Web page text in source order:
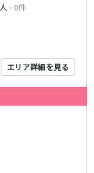
- 0件
エリア詳細を見る